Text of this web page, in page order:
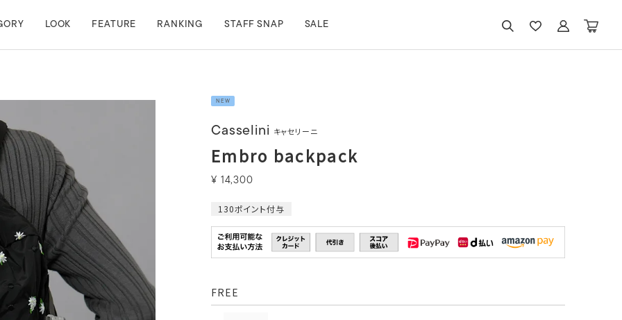
LOOK FEATURE RANKING STAFF SNAP SALE
NEW
Casselini キャセリーニ
Embro backpack
¥ 14,300
130ポイント付与
FREE